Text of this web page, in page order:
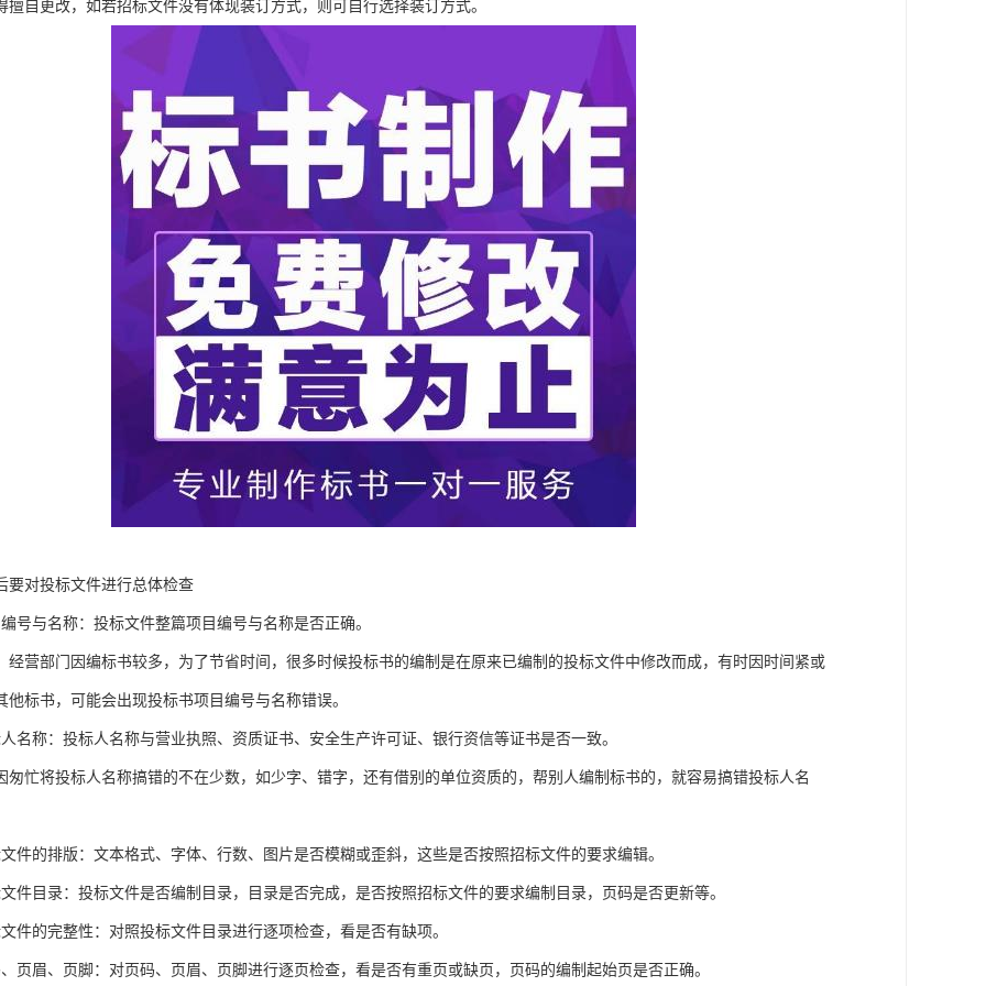
擅自更改，如若招标文件没有体现装订方式，则可自行选择装订方式。
要对投标文件进行总体检查
号与名称：投标文件整篇项目编号与名称是否正确。
经营部门因编标书较多，为了节省时间，很多时候投标书的编制是在原来已编制的投标文件中修改而成，有时因时间紧或
他标书，可能会出现投标书项目编号与名称错误。
名称：投标人名称与营业执照、资质证书、安全生产许可证、银行资信等证书是否一致。
匆忙将投标人名称搞错的不在少数，如少字、错字，还有借别的单位资质的，帮别人编制标书的，就容易搞错投标人名
件的排版：文本格式、字体、行数、图片是否模糊或歪斜，这些是否按照招标文件的要求编辑。
件目录：投标文件是否编制目录，目录是否完成，是否按照招标文件的要求编制目录，页码是否更新等。
件的完整性：对照投标文件目录进行逐项检查，看是否有缺项。
页眉、页脚：对页码、页眉、页脚进行逐页检查，看是否有重页或缺页，页码的编制起始页是否正确。